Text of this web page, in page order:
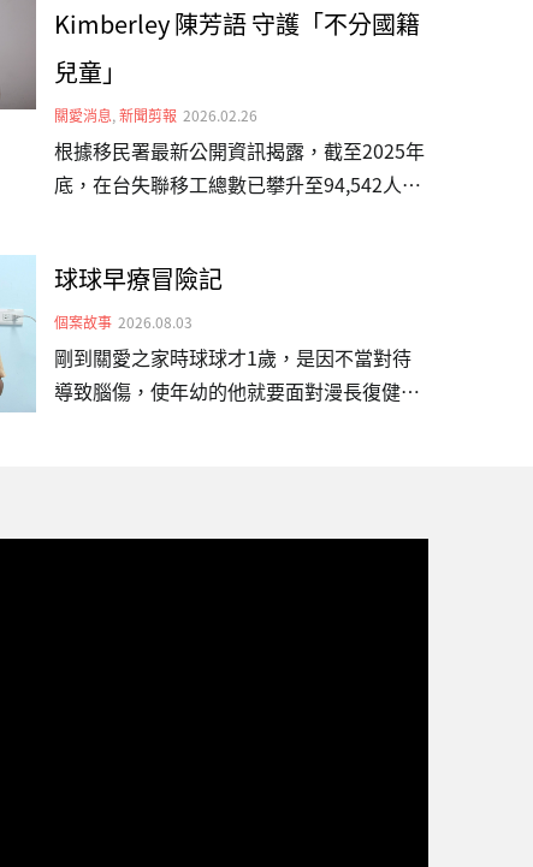
臨的社會課題。今（115）年初，日本福祉
大學經濟學部教授磯部美里前往台灣關愛基
金會（關愛之家）文山婦幼部實地參訪，在
這場台、日跨文化交流中，看見關愛之家在
東亞社福實踐上的獨特性，更意外映照出影
視作品與現實生命互文的關懷。👉 敬邀各
三立新聞網、自由電子報、中時新聞網、
CTWANT、yahoo新聞（台灣新生報轉
載）、…
Kimberley 陳芳語 守護「不分國籍
兒童」
關愛消息, 新聞剪報 2026.02.26
根據移民署最新公開資訊揭露，截至2025年
底，在台失聯移工總數已攀升至94,542人，
「黑戶寶寶」的生存困境。為此，台灣關愛
基金會（關愛之家）發起「不分國籍兒童全
日型照顧計畫」，並邀請五度出任公益大使
的藝人 Kimberley 陳芳語現身說法，呼籲社
球球早療冒險記
個案故事 2026.08.03
剛到關愛之家時球球才1歲，是因不當對待
導致腦傷，使年幼的他就要面對漫長復健。